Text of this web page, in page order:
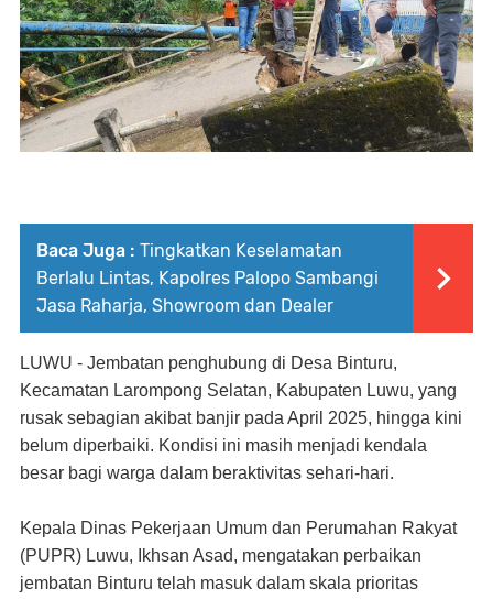
Baca Juga : Tingkatkan Keselamatan
Berlalu Lintas, Kapolres Palopo Sambangi
Jasa Raharja, Showroom dan Dealer
LUWU - Jembatan penghubung di Desa Binturu,
Kecamatan Larompong Selatan, Kabupaten Luwu, yang
rusak sebagian akibat banjir pada April 2025, hingga kini
belum diperbaiki. Kondisi ini masih menjadi kendala
besar bagi warga dalam beraktivitas sehari-hari.
Kepala Dinas Pekerjaan Umum dan Perumahan Rakyat
(PUPR) Luwu, Ikhsan Asad, mengatakan perbaikan
jembatan Binturu telah masuk dalam skala prioritas